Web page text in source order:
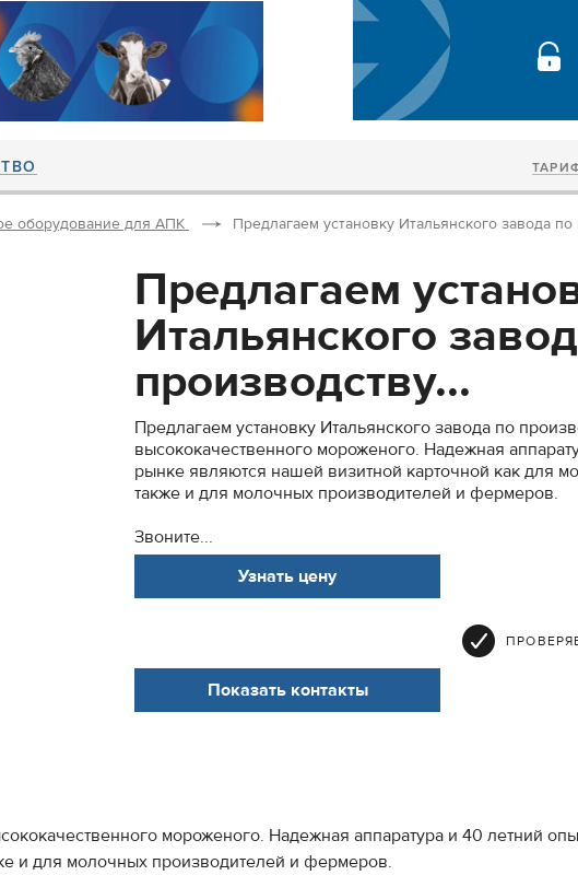
оборудование для АПК Предлагаем установку Итальянского завода по
Предлагаем
Итальянского
производству...
Предлагаем установку Итальянского завода по
высококачественного мороженого. Надежная
рынке являются нашей визитной карточной как для
также и для молочных производителей и фермеров.
Звоните...
Узнать цену
Показать контакты
мороженого. Надежная аппаратура и 40 летний
и для молочных производителей и фермеров.